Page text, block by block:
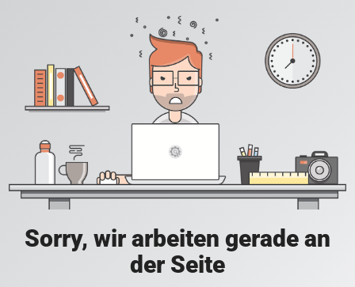
Sorry, wir arbeiten gerade an
der Seite